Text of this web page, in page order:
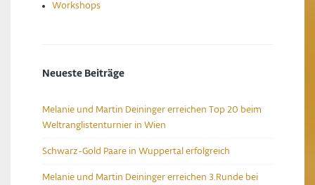
Workshops
Neueste Beiträge
Melanie und Martin Deininger erreichen Top 20 beim
Weltranglistenturnier in Wien
Schwarz-Gold Paare in Wuppertal erfolgreich
Melanie und Martin Deininger erreichen 3.Runde bei